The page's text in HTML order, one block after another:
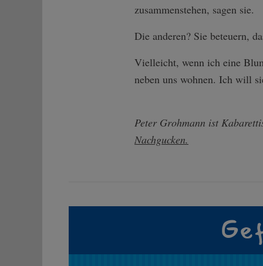
zusammenstehen, sagen sie.
Die anderen? Sie beteuern,
Vielleicht, wenn ich eine
neben uns wohnen. Ich will
Peter Grohmann ist
Nachgucken.